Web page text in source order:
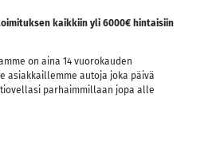
kaikkiin yli 6000€ hintaisiin
on aina 14 vuorokauden
asiakkaillemme autoja joka päivä
parhaimmillaan jopa alle